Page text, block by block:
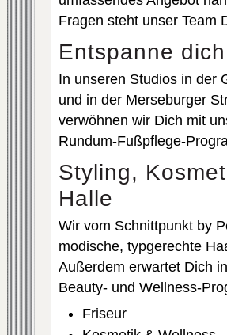
Fragen steht unser Team
Entspanne
In unseren Studios in der
und in der Merseburger
verwöhnen wir Dich mit
Rundum-Fußpflege-
Styling,
Halle
Wir vom Schnittpunkt by
modische, typgerechte
Außerdem erwartet Dich
Beauty- und Wellness-
Friseur